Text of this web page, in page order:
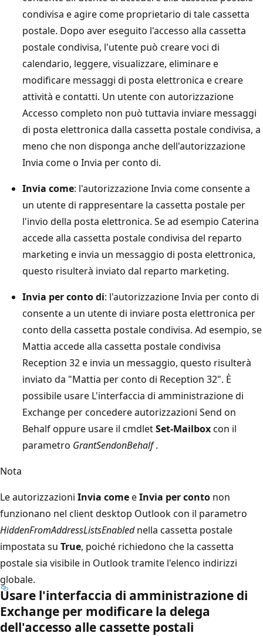
condivisa e agire come proprietario di tale cassetta
postale. Dopo aver eseguito l'accesso alla cassetta
postale condivisa, l'utente può creare voci di
calendario, leggere, visualizzare, eliminare e
modificare messaggi di posta elettronica e creare
attività e contatti. Un utente con autorizzazione
Accesso completo non può tuttavia inviare messaggi
di posta elettronica dalla cassetta postale condivisa, a
meno che non disponga anche dell'autorizzazione
Invia come o Invia per conto di.
Invia come: l'autorizzazione Invia come consente a
un utente di rappresentare la cassetta postale per
l'invio della posta elettronica. Se ad esempio Caterina
accede alla cassetta postale condivisa del reparto
marketing e invia un messaggio di posta elettronica,
questo risulterà inviato dal reparto marketing.
Invia per conto di: l'autorizzazione Invia per conto di
consente a un utente di inviare posta elettronica per
conto della cassetta postale condivisa. Ad esempio, se
Mattia accede alla cassetta postale condivisa
Reception 32 e invia un messaggio, questo risulterà
inviato da "Mattia per conto di Reception 32". È
possibile usare L'interfaccia di amministrazione di
Exchange per concedere autorizzazioni Send on
Behalf oppure usare il cmdletSet-Mailboxcon il
parametro GrantSendonBehalf.
Nota
Le autorizzazioni Invia comeeInvia per conto non
funzionano nel client desktop Outlook con il parametro
HiddenFromAddressListsEnablednella cassetta postale
impostata su True, poiché richiedono che la cassetta
postale sia visibile in Outlook tramite l'elenco indirizzi
globale.
Usare l'interfaccia di amministrazione di
Exchange per modificare la delega
dell'accesso alle cassette postali